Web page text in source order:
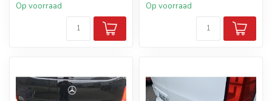
Op voorraad Op voorraad